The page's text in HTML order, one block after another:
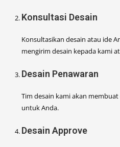
Konsultasi Desain
Konsultasikan desain atau ide
mengirim desain kepada kami
Desain Penawaran
Tim desain kami akan
untuk Anda.
Desain Approve